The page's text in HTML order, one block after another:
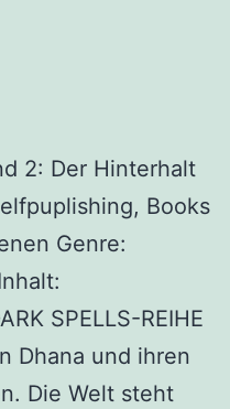
2: Der Hinterhalt
Books
Genre:
SPELLS-REIHE
Dhana und ihren
Die Welt steht